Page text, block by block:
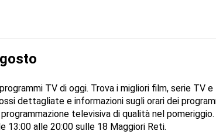
TV di oggi. Trova i migliori film, serie TV e
dettagliate e informazioni sugli orari dei
televisiva di qualità nel pomeriggio.
13:00 alle 20:00 sulle 18 Maggiori Reti.